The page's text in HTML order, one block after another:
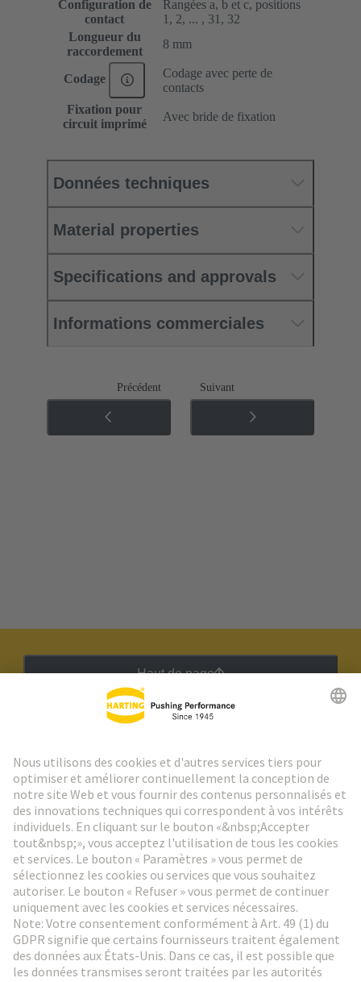
Configuration de
contact
Rangées a, b et c, positions
1, 2, ... , 31, 32
Longueur du
raccordement
8 mm
Codage
Codage avec perte de
contacts
Fixation pour
circuit imprimé
Avec bride de fixation
Données techniques
Material properties
Specifications and approvals
Informations commerciales
Précédent Suivant
Haut de page
Aller à l'inscription
Social Media